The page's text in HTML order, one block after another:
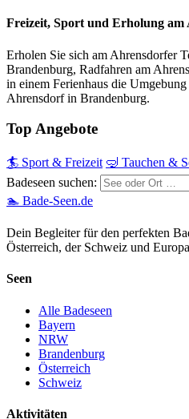
Freizeit, Sport und Erholung am
Erholen Sie sich am Ahrensdorfer
Brandenburg, Radfahren am
in einem Ferienhaus die
Ahrensdorf in Brandenburg.
Top Angebote
🏄 Sport & Freizeit 🤿 Tauchen &
Badeseen suchen:
🏊 Bade-Seen.de
Dein Begleiter für den perfekten
Österreich, der Schweiz und
Seen
Alle Badeseen
Bayern
NRW
Brandenburg
Österreich
Schweiz
Aktivitäten